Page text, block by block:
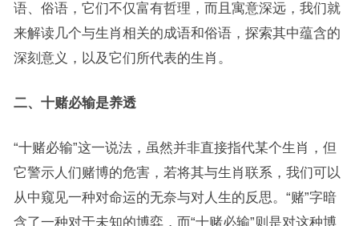
语、俗语，它们不仅富有哲理，而且寓意深远，我们就
来解读几个与生肖相关的成语和俗语，探索其中蕴含的
深刻意义，以及它们所代表的生肖。
二、十赌必输是养透
“十赌必输”这一说法，虽然并非直接指代某个生肖，但
它警示人们赌博的危害，若将其与生肖联系，我们可以
从中窥见一种对命运的无奈与对人生的反思。“赌”字暗
含了一种对于未知的博弈，而“十赌必输”则是对这种博